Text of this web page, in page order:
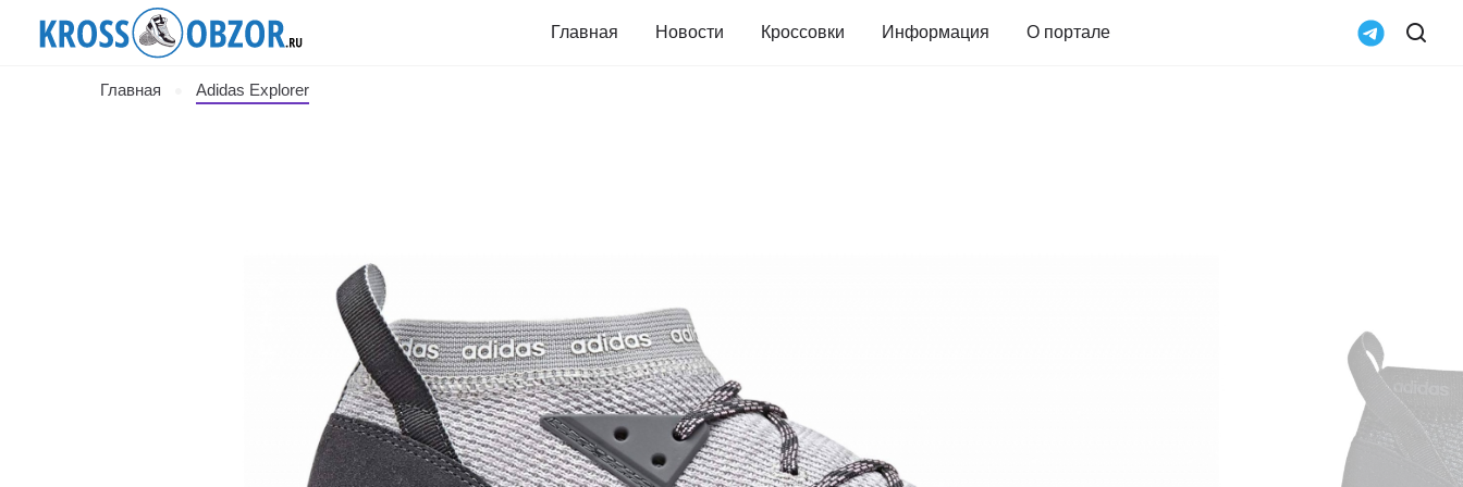
Главная Новости Кроссовки Информация О портале
Главная Adidas Explorer